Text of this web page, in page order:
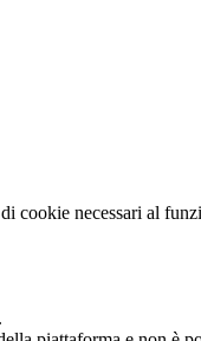
cookie necessari al